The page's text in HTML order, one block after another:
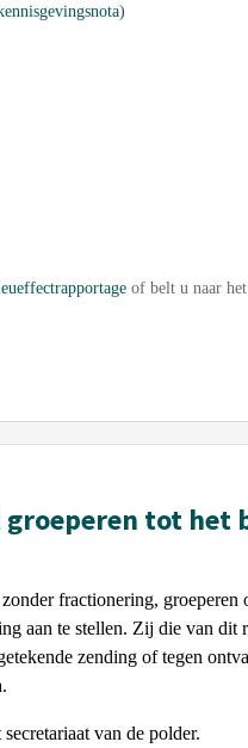
)
of belt u naar
tot het
fractionering, groeperen
aan te stellen. Zij die van
zending of tegen
van de polder.